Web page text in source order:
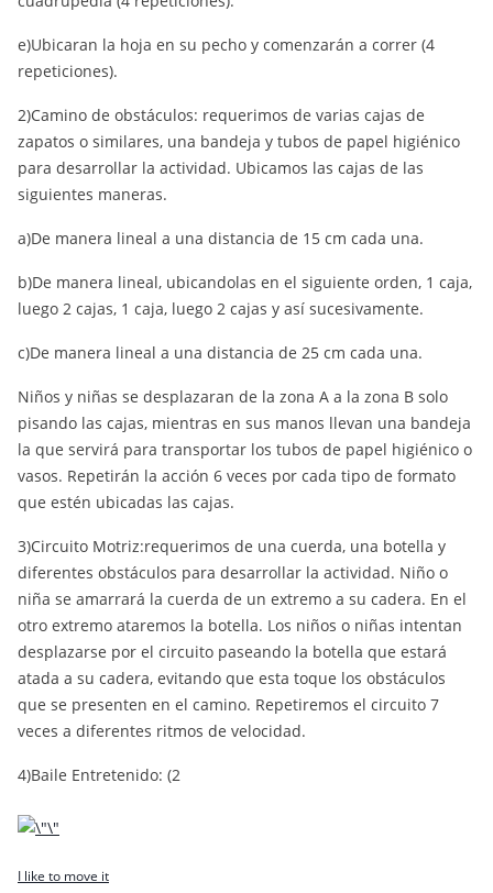
e)Ubicaran la hoja en su pecho y comenzarán a correr (4
repeticiones).
2)Camino de obstáculos: requerimos de varias cajas de
zapatos o similares, una bandeja y tubos de papel higiénico
para desarrollar la actividad. Ubicamos las cajas de las
siguientes maneras.
a)De manera lineal a una distancia de 15 cm cada una.
b)De manera lineal, ubicandolas en el siguiente orden, 1 caja,
luego 2 cajas, 1 caja, luego 2 cajas y así sucesivamente.
c)De manera lineal a una distancia de 25 cm cada una.
Niños y niñas se desplazaran de la zona A a la zona B solo
pisando las cajas, mientras en sus manos llevan una bandeja
la que servirá para transportar los tubos de papel higiénico o
vasos. Repetirán la acción 6 veces por cada tipo de formato
que estén ubicadas las cajas.
3)Circuito Motriz:requerimos de una cuerda, una botella y
diferentes obstáculos para desarrollar la actividad. Niño o
niña se amarrará la cuerda de un extremo a su cadera. En el
otro extremo ataremos la botella. Los niños o niñas intentan
desplazarse por el circuito paseando la botella que estará
atada a su cadera, evitando que esta toque los obstáculos
que se presenten en el camino. Repetiremos el circuito 7
veces a diferentes ritmos de velocidad.
4)Baile Entretenido: (2
I like to move it